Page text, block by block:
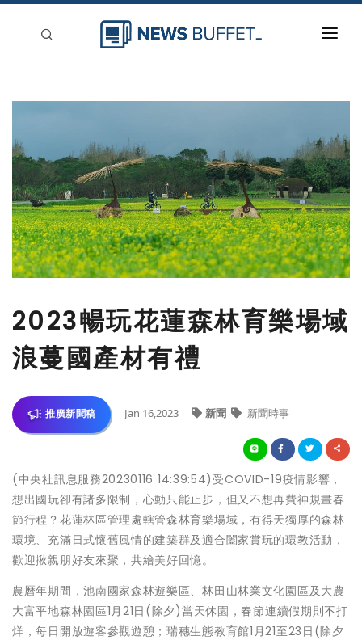
刊登
2023暢玩花蓮森林育樂場域
浪蔓國產材有禮
推廣新聞稿 Jan 16,2023 新聞 新聞時事
(中央社訊息服務20230116 14:39:54)受COVID-19疫情影響，
想出國玩卻有諸多限制，心動只能止步，但又不想再費神規畫春
節行程？花蓮林區管理處轄管森林育樂場域，有得天獨厚的森林
環境、充滿日式懷舊風情的建築群及適合闔家賞玩的環教活動，
歡迎揪親朋好友來聚，共繪美好回憶。
農曆年期間，池南國家森林遊樂區、林田山林業文化園區及大農
大富平地森林園區1月21日(除夕)當天休園，春節連續假期則不打
烊，每日開放遊客參觀遊憩；瑞穗生態教育館1月21至23日(除夕